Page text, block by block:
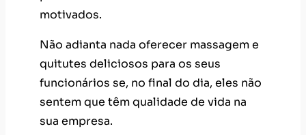
motivados.
Não adianta nada oferecer massagem e
quitutes deliciosos para os seus
funcionários se, no final do dia, eles não
sentem que têm qualidade de vida na
sua empresa.